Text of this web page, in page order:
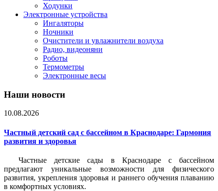
Ходунки
Электронные устройства
Ингаляторы
Ночники
Очистители и увлажнители воздуха
Радио, видеоняни
Роботы
Термометры
Электронные весы
Наши новости
10.08.2026
Частный детский сад с бассейном в Краснодаре: Гармония
развития и здоровья
Частные детские сады в Краснодаре с бассейном
предлагают уникальные возможности для физического
развития, укрепления здоровья и раннего обучения плаванию
в комфортных условиях.